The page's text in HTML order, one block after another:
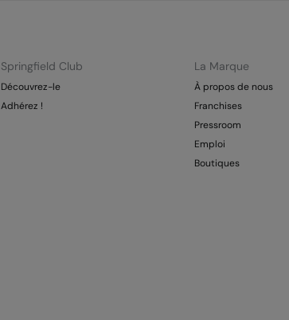
Springfield Club
Découvrez-le
Adhérez !
La Marque
À propos de nous
Franchises
Pressroom
Emploi
Boutiques